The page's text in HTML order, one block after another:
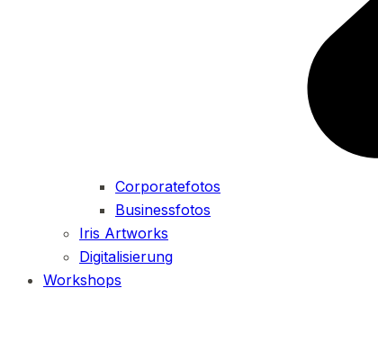
Corporatefotos
Businessfotos
Iris Artworks
Digitalisierung
Workshops